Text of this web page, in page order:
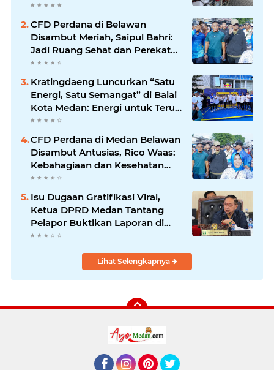
Kesehatan
CFD Perdana di Belawan
Disambut Meriah, Saipul Bahri:
Jadi Ruang Sehat dan Perekat
Kebersamaan Warga Medan
Utara
Kratingdaeng Luncurkan “Satu
Energi, Satu Semangat” di Balai
Kota Medan: Energi untuk Terus
Bergerak Maju
CFD Perdana di Medan Belawan
Disambut Antusias, Rico Waas:
Kebahagiaan dan Kesehatan
Harus Hadir di Seluruh Penjuru
Isu Dugaan Gratifikasi Viral,
Ketua DPRD Medan Tantang
Pelapor Buktikan Laporan di
KPK dan Kejagung
Lihat Selengkapnya